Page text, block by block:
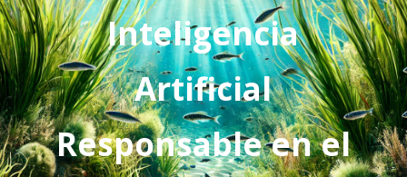
Inteligencia
Artificial
Responsable en el